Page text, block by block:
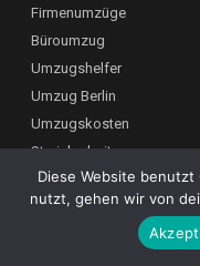
Firmenumzüge
Büroumzug
Umzugshelfer
Umzug Berlin
Umzugskosten
Streicharbeiten
Laminat verlegen
Tapezieren
Behördenumzüge
Diese Website
nutzt, gehen wir von